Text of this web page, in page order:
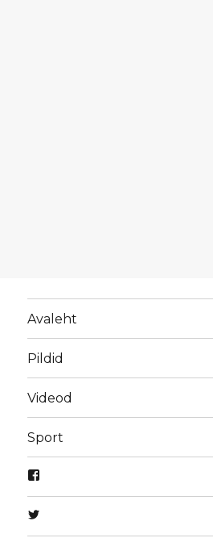
Avaleht
Pildid
Videod
Sport